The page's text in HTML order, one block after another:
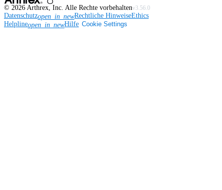
© 2026 Arthrex, Inc. Alle Rechte vorbehaltenv3.56.0
Datenschutzopen_in_newRechtliche HinweiseEthics
Helplineopen_in_newHilfe Cookie Settings